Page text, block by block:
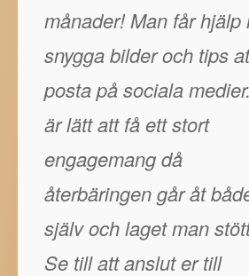
månader! Man får hjälp
snygga bilder och tips
posta på sociala
är lätt att få ett stort
engagemang då
återbäringen går åt
själv och laget man
Se till att anslut er till